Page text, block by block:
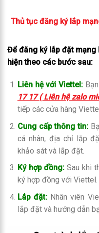
Thủ tục đăng ký lắp
Để đăng ký lắp đặt mạng
hiện theo các bước sau:
Liên hệ với Viettel:
17 17 ( Liên hệ zalo
tiếp các cửa hàng
Cung cấp thông tin:
cá nhân, địa chỉ lắp
khảo sát và lắp đặt.
Ký hợp đồng: Sau khi
ký hợp đồng với Viettel.
Lắp đặt: Nhân viên
lắp đặt và hướng dẫn